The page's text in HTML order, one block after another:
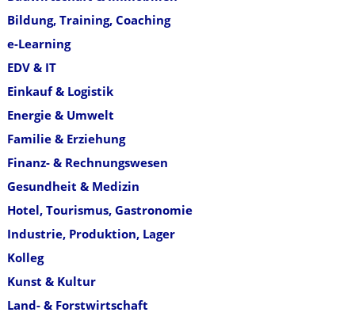
Bildung, Training, Coaching
e-Learning
EDV & IT
Einkauf & Logistik
Energie & Umwelt
Familie & Erziehung
Finanz- & Rechnungswesen
Gesundheit & Medizin
Hotel, Tourismus, Gastronomie
Industrie, Produktion, Lager
Kolleg
Kunst & Kultur
Land- & Forstwirtschaft